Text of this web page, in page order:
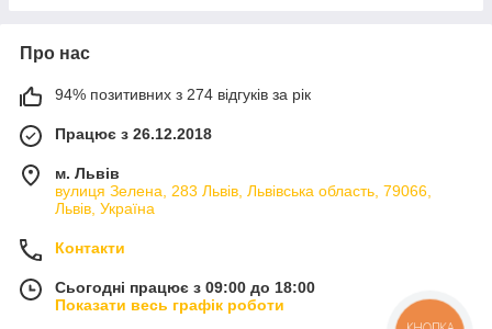
Про нас
94% позитивних з 274 відгуків за рік
Працює з 26.12.2018
м. Львів
вулиця Зелена, 283 Львів, Львівська область, 79066,
Львів, Україна
Контакти
Сьогодні працює з 09:00 до 18:00
Показати весь графік роботи